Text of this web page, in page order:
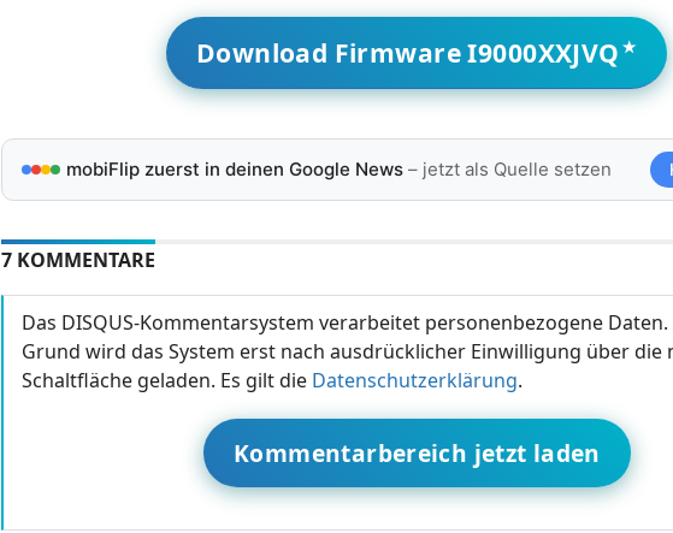
Download Firmware I9000XXJVQ
mobiFlip zuerst in deinen Google News– jetzt als Quelle setzen
7 KOMMENTARE
Das DISQUS-Kommentarsystem verarbeitet personenbezogene Daten.
Grund wird das System erst nach ausdrücklicher Einwilligung über die
Schaltfläche geladen. Es gilt die Datenschutzerklärung.
Kommentarbereich jetzt laden